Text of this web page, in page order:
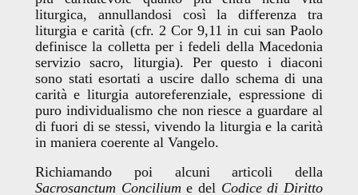
liturgica, annullandosi così la differenza tra
liturgia e carità (cfr. 2 Cor 9,11 in cui san Paolo
definisce la colletta per i fedeli della Macedonia
servizio sacro, liturgia). Per questo i diaconi
sono stati esortati a uscire dallo schema di una
carità e liturgia autoreferenziale, espressione di
puro individualismo che non riesce a guardare al
di fuori di se stessi, vivendo la liturgia e la carità
in maniera coerente al Vangelo.
Richiamando poi alcuni articoli della
Sacrosanctum Conciliume del Codice di Diritto